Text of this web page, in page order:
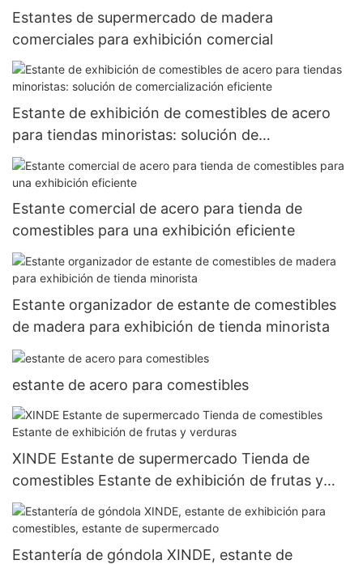
Estantes de supermercado de madera
comerciales para exhibición comercial
Estante de exhibición de comestibles de acero
para tiendas minoristas: solución de
comercialización eficiente
Estante comercial de acero para tienda de
comestibles para una exhibición eficiente
Estante organizador de estante de comestibles
de madera para exhibición de tienda minorista
estante de acero para comestibles
XINDE Estante de supermercado Tienda de
comestibles Estante de exhibición de frutas y
verduras
Estantería de góndola XINDE, estante de